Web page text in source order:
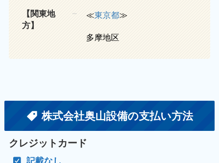
【関東地
方】
≪東京都≫
多摩地区
株式会社奥山設備の支払い方法
クレジットカード